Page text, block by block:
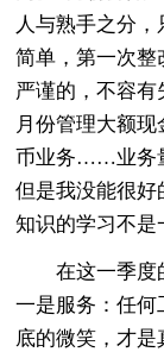
人与熟手之分
简单，第一次
严谨的，不容
月份管理大额
币业务……业务
但是我没能很好
知识的学习不是
在这一季度
一是服务：任
底的微笑，才